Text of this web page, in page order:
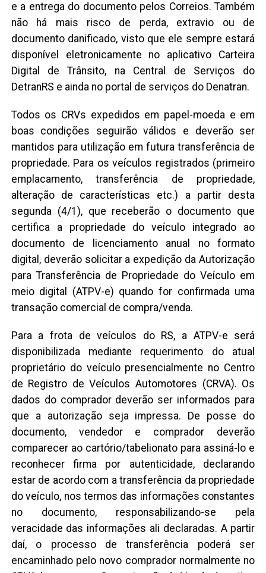
e a entrega do documento pelos Correios. Também
não há mais risco de perda, extravio ou de
documento danificado, visto que ele sempre estará
disponível eletronicamente no aplicativo Carteira
Digital de Trânsito, na Central de Serviços do
DetranRS e ainda no portal de serviços do Denatran.
Todos os CRVs expedidos em papel-moeda e em
boas condições seguirão válidos e deverão ser
mantidos para utilização em futura transferência de
propriedade. Para os veículos registrados (primeiro
emplacamento, transferência de propriedade,
alteração de características etc.) a partir desta
segunda (4/1), que receberão o documento que
certifica a propriedade do veículo integrado ao
documento de licenciamento anual no formato
digital, deverão solicitar a expedição da Autorização
para Transferência de Propriedade do Veículo em
meio digital (ATPV-e) quando for confirmada uma
transação comercial de compra/venda.
Para a frota de veículos do RS, a ATPV-e será
disponibilizada mediante requerimento do atual
proprietário do veículo presencialmente no Centro
de Registro de Veículos Automotores (CRVA). Os
dados do comprador deverão ser informados para
que a autorização seja impressa. De posse do
documento, vendedor e comprador deverão
comparecer ao cartório/tabelionato para assiná-lo e
reconhecer firma por autenticidade, declarando
estar de acordo com a transferência da propriedade
do veículo, nos termos das informações constantes
no documento, responsabilizando-se pela
veracidade das informações ali declaradas. A partir
daí, o processo de transferência poderá ser
encaminhado pelo novo comprador normalmente no